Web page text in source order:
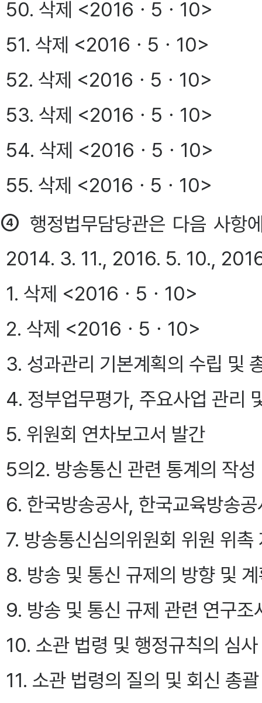
50. 삭제 <2016ㆍ5ㆍ10>
51. 삭제 <2016ㆍ5ㆍ10>
52. 삭제 <2016ㆍ5ㆍ10>
53. 삭제 <2016ㆍ5ㆍ10>
54. 삭제 <2016ㆍ5ㆍ10>
55. 삭제 <2016ㆍ5ㆍ10>
④ 행정법무담당관은 다음 사항
2014. 3. 11., 2016. 5. 10.,
1. 삭제 <2016ㆍ5ㆍ10>
2. 삭제 <2016ㆍ5ㆍ10>
3. 성과관리 기본계획의 수립 및
4. 정부업무평가, 주요사업 관리
5. 위원회 연차보고서 발간
5의2. 방송통신 관련 통계의 작성
6. 한국방송공사, 한국교육방송
7. 방송통신심의위원회 위원 위촉
8. 방송 및 통신 규제의 방향 및
9. 방송 및 통신 규제 관련 연구조
10. 소관 법령 및 행정규칙의 심
11. 소관 법령의 질의 및 회신 총괄